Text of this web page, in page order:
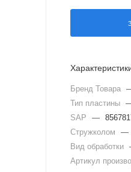
Бренд Товара
Тип пластины
SAP
—
Стружколом
—
Вид обработки
Артикул